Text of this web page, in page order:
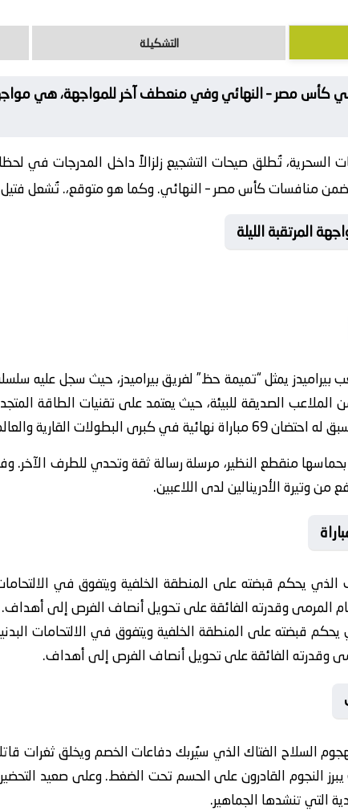
التشكيلة
في كأس مصر – النهائي وفي منعطف آخر للمواجهة، هي
السحرية، تُطلق صيحات التشجيع زلزالاً داخل المدرجات في
ضمن منافسات كأس مصر – النهائي. وكما هو متوقع،. تُشعل فتيل
المرتقبة الليلة
بيراميدز يمثل “تميمة حظ” لفريق بيراميدز، حيث سجل عليه
الملاعب الصديقة للبيئة، حيث يعتمد على تقنيات الطاقة
القارية والعالمية.
منقطع النظير، مرسلة رسالة ثقة وتحدي للطرف
وتيرة الأدرينالين لدى اللاعبين.
يحكم قبضته على المنطقة الخلفية ويتفوق في
المرمى وقدرته الفائقة على تحويل أنصاف الفرص إلى أهداف.
قبضته على المنطقة الخلفية ويتفوق في الالتحامات
وقدرته الفائقة على تحويل أنصاف الفرص إلى أهداف.
السلاح الفتاك الذي سيُربك دفاعات الخصم ويخلق ثغرات
النجوم القادرون على الحسم تحت الضغط. وعلى صعيد
التي تنشدها الجماهير.